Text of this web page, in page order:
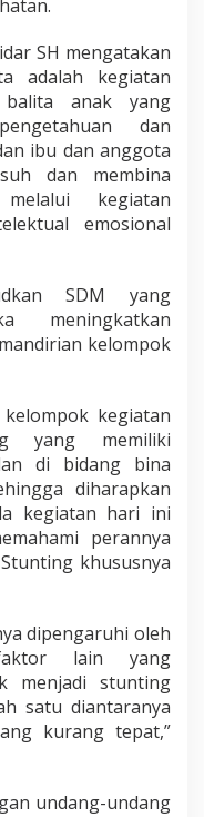
SH mengatakan
adalah kegiatan
balita anak yang
dan
ibu dan anggota
dan membina
kegiatan
emosional
SDM yang
meningkatkan
kelompok
kegiatan
yang memiliki
di bidang bina
diharapkan
kegiatan hari ini
perannya
khususnya
dipengaruhi oleh
lain yang
menjadi stunting
satu diantaranya
kurang tepat,”
undang-undang